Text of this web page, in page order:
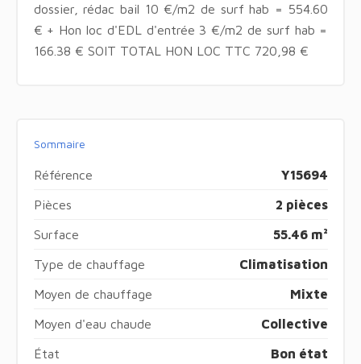
dossier, rédac bail 10 €/m2 de surf hab = 554.60
€ + Hon loc d'EDL d'entrée 3 €/m2 de surf hab =
166.38 € SOIT TOTAL HON LOC TTC 720,98 €
Sommaire
Référence Y15694
Pièces 2 pièces
Surface 55.46 m²
Type de chauffage Climatisation
Moyen de chauffage Mixte
Moyen d'eau chaude Collective
État Bon état